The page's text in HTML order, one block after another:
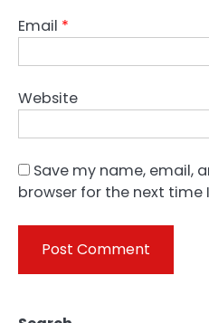
Email *
Website
Save my name, email,
browser for the next time